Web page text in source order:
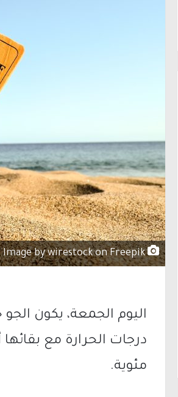
Image by wirestock on Freepik
اليوم الجمعة، يكون
مئوية.